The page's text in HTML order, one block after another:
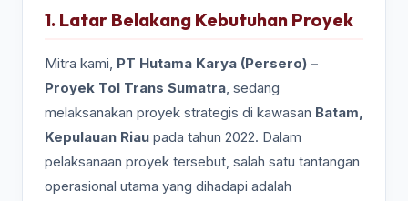
1. Latar Belakang Kebutuhan Proyek
Mitra kami, PT Hutama Karya (Persero) –
Proyek Tol Trans Sumatra, sedang
melaksanakan proyek strategis di kawasan Batam,
Kepulauan Riau pada tahun 2022. Dalam
pelaksanaan proyek tersebut, salah satu tantangan
operasional utama yang dihadapi adalah